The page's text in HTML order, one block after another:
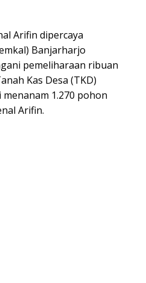
Arifin dipercaya
Banjarharjo
pemeliharaan ribuan
Kas Desa (TKD)
1.270 pohon
Arifin.